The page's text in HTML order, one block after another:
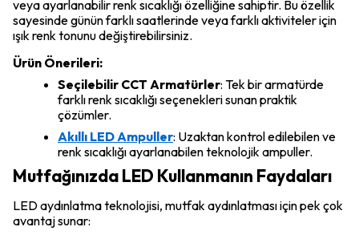
veya ayarlanabilir renk sıcaklığı özelliğine sahiptir. Bu özellik
sayesinde günün farklı saatlerinde veya farklı aktiviteler için
ışık renk tonunu değiştirebilirsiniz.
Ürün Önerileri:
Seçilebilir CCT Armatürler: Tek bir armatürde
farklı renk sıcaklığı seçenekleri sunan praktik
çözümler.
Akıllı LED Ampuller: Uzaktan kontrol edilebilen ve
renk sıcaklığı ayarlanabilen teknolojik ampuller.
Mutfağınızda LED Kullanmanın Faydaları
LED aydınlatma teknolojisi, mutfak aydınlatması için pek çok
avantaj sunar: